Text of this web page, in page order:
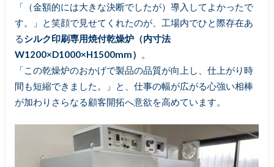
「（金額的には大きな決断でしたが）導入してよかったで
す。」と笑顔で見せてくれたのが、工場内でひと際存在あ
るシルク印刷専用焼付乾燥炉（内寸法
W1200×D1000×H1500mm）
。
「この乾燥炉のおかげで製品の品質が向上し、仕上がり時
間も短縮できました。」と、仕事の幅が広がる心強い相棒
が加わりさらなる顧客開拓へ意欲を高めています。